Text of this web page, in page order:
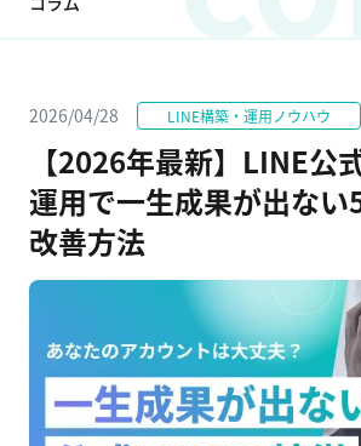
2026/04/28 LINE構築・運用ノウハウ
【2026年最新】LINE公
運用で一生成果が出ない
改善方法